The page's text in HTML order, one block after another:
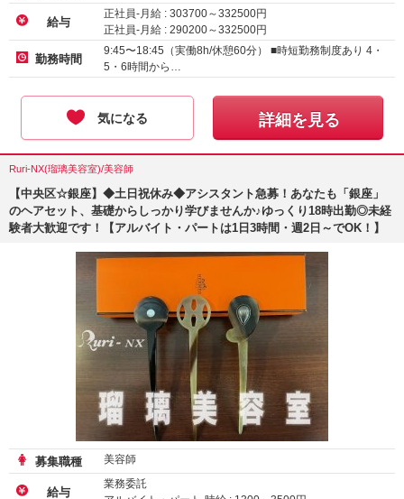
給与
正社員-月給 : 303700～332500円
正社員-月給 : 290200～332500円
正社員-月給 :
285200～332500 円
勤務時間
9:45〜18:45（実働8h/休憩60分） ■時短勤務制度あり 4・
5・6時間から…
気になる 詳細を見る
Ruri-NX(瑠璃美容室)/美容師
【中央区☆銀座】◆土日祝休み◆アシスタント急募！あなたも「銀座」
のヘアセット、基礎からしっかり学びませんか♪ゆっくり18時出勤◎未経
験者大歓迎です！【アルバイト・パートは1日3時間・週2日～でOK！】
募集職種 美容師
給与
業務委託